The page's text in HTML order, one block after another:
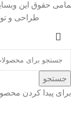
حقوق این
طراحی و
جستجو
برای پیدا کردن